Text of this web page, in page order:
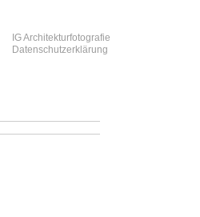
IG Architekturfotografie
Datenschutzerklärung